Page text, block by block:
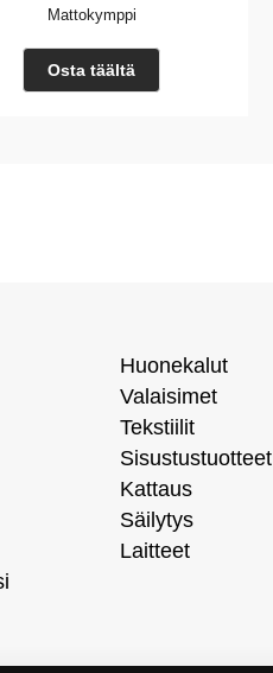
Mattokymppi
Osta täältä
Huonekalut
Valaisimet
Tekstiilit
Sisustustuotteet
Kattaus
Säilytys
Laitteet